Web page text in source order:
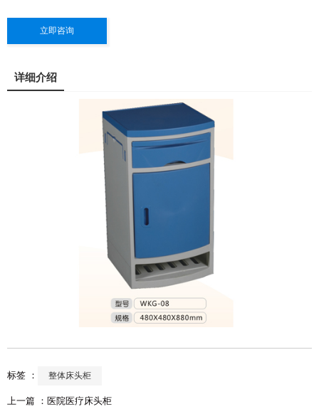
立即咨询
详细介绍
标签 ： 整体床头柜
上一篇 ： 医院医疗床头柜